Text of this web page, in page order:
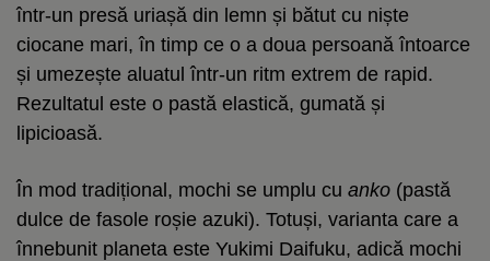
într-un presă uriașă din lemn și bătut cu niște
ciocane mari, în timp ce o a doua persoană întoarce
și umezește aluatul într-un ritm extrem de rapid.
Rezultatul este o pastă elastică, gumată și
lipicioasă.
În mod tradițional, mochi se umplu cu anko (pastă
dulce de fasole roșie azuki). Totuși, varianta care a
înnebunit planeta este Yukimi Daifuku, adică mochi